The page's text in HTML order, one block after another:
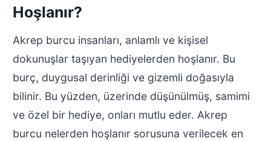
Hoşlanır?
Akrep burcu insanları, anlamlı ve kişisel
dokunuşlar taşıyan hediyelerden hoşlanır. Bu
burç, duygusal derinliği ve gizemli doğasıyla
bilinir. Bu yüzden, üzerinde düşünülmüş, samimi
ve özel bir hediye, onları mutlu eder. Akrep
burcu nelerden hoşlanır sorusuna verilecek en